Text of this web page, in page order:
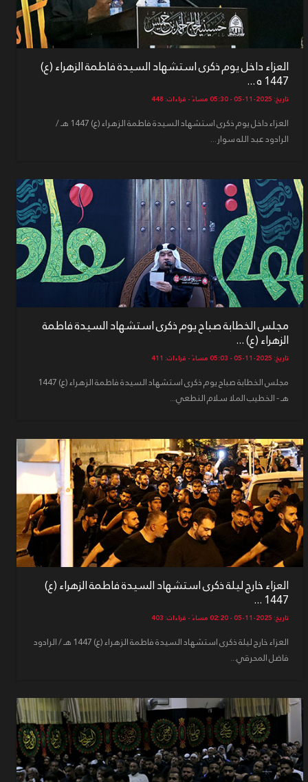
العزاء داخل يوم ذكرى استشهاد السيدة فاطمة الزهراء (ع)
1447 ه ...
تاريخ: 2025-11-05 - 05:30 مساءً - قراءات: 448
العزاء داخل يوم ذكرى استشهاد السيدة فاطمة الزهراء (ع) 1447 هـ /
الرادود عبد الله سوار...
مجلس الخطابة صباح يوم ذكرى استشهاد السيدة فاطمة
الزهراء (ع) ...
تاريخ: 2025-11-05 - 05:03 مساءً - قراءات: 411
مجلس الخطابة صباح يوم ذكرى استشهاد السيدة فاطمة الزهراء (ع) 1447
هـ - الخطيب الملا سلام النطعي...
العزاء خارج ليلة ذكرى استشهاد السيدة فاطمة الزهراء (ع)
1447 ...
تاريخ: 2025-11-05 - 02:20 مساءً - قراءات: 403
العزاء خارج ليلة ذكرى استشهاد السيدة فاطمة الزهراء (ع) 1447 هـ / الرادود
فاضل المحرقي...